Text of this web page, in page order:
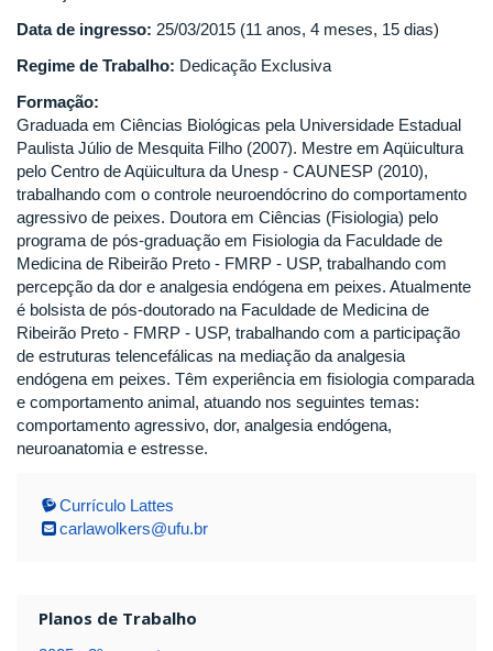
Data de ingresso: 25/03/2015 (11 anos, 4 meses, 15 dias)
Regime de Trabalho: Dedicação Exclusiva
Formação:
Graduada em Ciências Biológicas pela Universidade Estadual
Paulista Júlio de Mesquita Filho (2007). Mestre em Aqüicultura
pelo Centro de Aqüicultura da Unesp - CAUNESP (2010),
trabalhando com o controle neuroendócrino do comportamento
agressivo de peixes. Doutora em Ciências (Fisiologia) pelo
programa de pós-graduação em Fisiologia da Faculdade de
Medicina de Ribeirão Preto - FMRP - USP, trabalhando com
percepção da dor e analgesia endógena em peixes. Atualmente
é bolsista de pós-doutorado na Faculdade de Medicina de
Ribeirão Preto - FMRP - USP, trabalhando com a participação
de estruturas telencefálicas na mediação da analgesia
endógena em peixes. Têm experiência em fisiologia comparada
e comportamento animal, atuando nos seguintes temas:
comportamento agressivo, dor, analgesia endógena,
neuroanatomia e estresse.
Currículo Lattes
carlawolkers@ufu.br
Planos de Trabalho